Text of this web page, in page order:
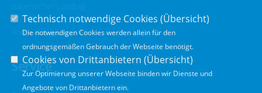
CSU Fraktion
Anmeldung Rundmail
Service
Technisch notwendige Cookies (Übersicht)
Die notwendigen Cookies werden allein für den
ordnungsgemäßen Gebrauch der Webseite benötigt.
Cookies von Drittanbietern (Übersicht)
Zur Optimierung unserer Webseite binden wir Dienste und
Angebote von Drittanbietern ein.